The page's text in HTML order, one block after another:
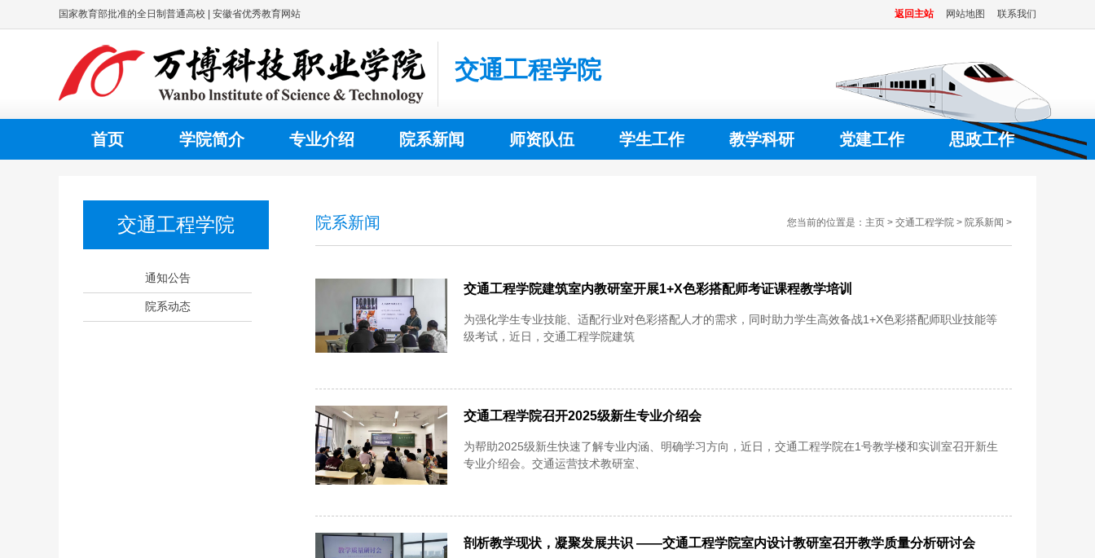
国家教育部批准的全日制普通高校 | 安徽省优秀教育网站 返回主站 网站地图 联系我们
交通工程学院
首页 学院简介 专业介绍 院系新闻 师资队伍 学生工作 教学科研 党建工作 思政工作
交通工程学院
通知公告
院系动态
您当前的位置是： 主页 > 交通工程学院 > 院系新闻 >
院系新闻
交通工程学院建筑室内教研室开展1+X色彩搭配师考证课程教学培训
为强化学生专业技能、适配行业对色彩搭配人才的需求，同时助力学生高效备战1+X色彩搭配师职业技能等
级考试，近日，交通工程学院建筑
交通工程学院召开2025级新生专业介绍会
为帮助2025级新生快速了解专业内涵、明确学习方向，近日，交通工程学院在1号教学楼和实训室召开新生
专业介绍会。交通运营技术教研室、
剖析教学现状，凝聚发展共识 ——交通工程学院室内设计教研室召开教学质量分析研讨会